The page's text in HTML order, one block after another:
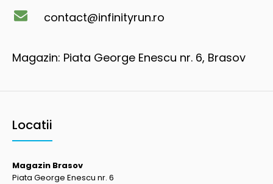
contact@infinityrun.ro
Magazin: Piata George Enescu nr. 6, Brasov
Locatii
Magazin Brasov
Piata George Enescu nr. 6